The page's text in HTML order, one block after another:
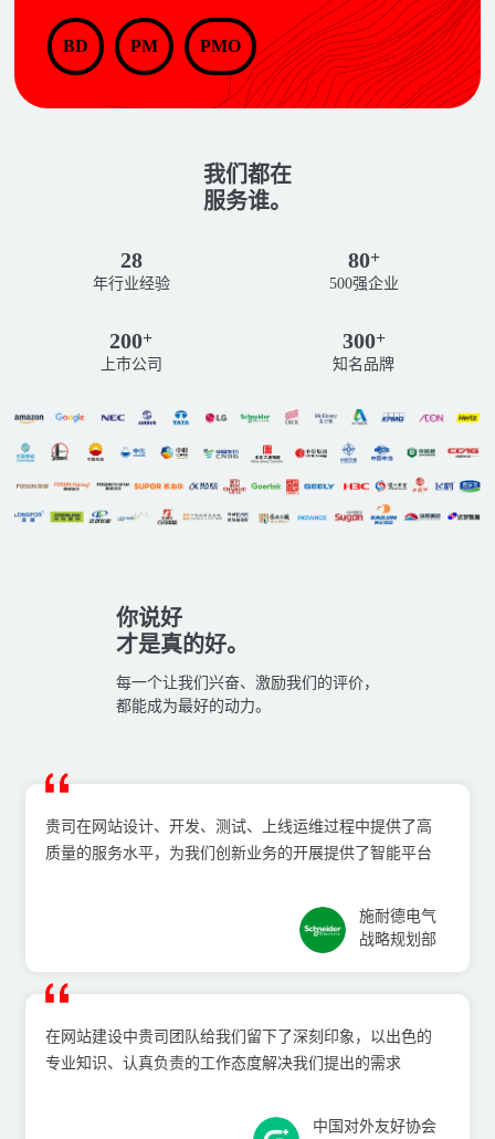
BD PM PMO
我们都在
服务谁。
28
年行业经验
80+
500强企业
200+
上市公司
300+
知名品牌
你说好
才是真的好。
每一个让我们兴奋、激励我们的评价，
都能成为最好的动力。
贵司在⽹站设计、开发、测试、上线运维过程中提供了⾼
质量的服务⽔平，为我们创新业务的开展提供了智能平台
施耐德电⽓
战略规划部
在⽹站建设中贵司团队给我们留下了深刻印象，以出⾊的
专业知识、认真负责的⼯作态度解决我们提出的需求
中国对外友好协会